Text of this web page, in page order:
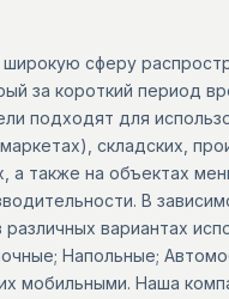
сферу
за короткий период
подходят для
складских,
а также на объектах
В
вариантах
Напольные;
мобильными. Наша